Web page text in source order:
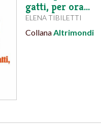
gatti, per ora…
ELENA TIBILETTI
CollanaAltrimondi